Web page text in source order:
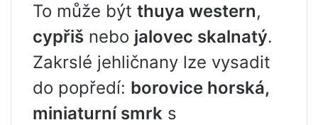
To může být thuya western,
cypřiš nebo jalovec skalnatý.
Zakrslé jehličnany lze vysadit
do popředí: borovice horská,
miniaturní smrk s